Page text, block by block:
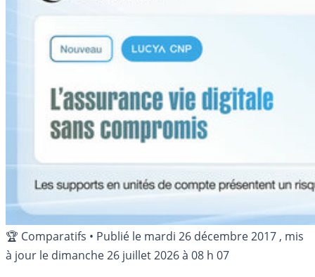
🏆 Comparatifs • Publié le mardi 26 décembre 2017 , mis
à jour le dimanche 26 juillet 2026 à 08 h 07